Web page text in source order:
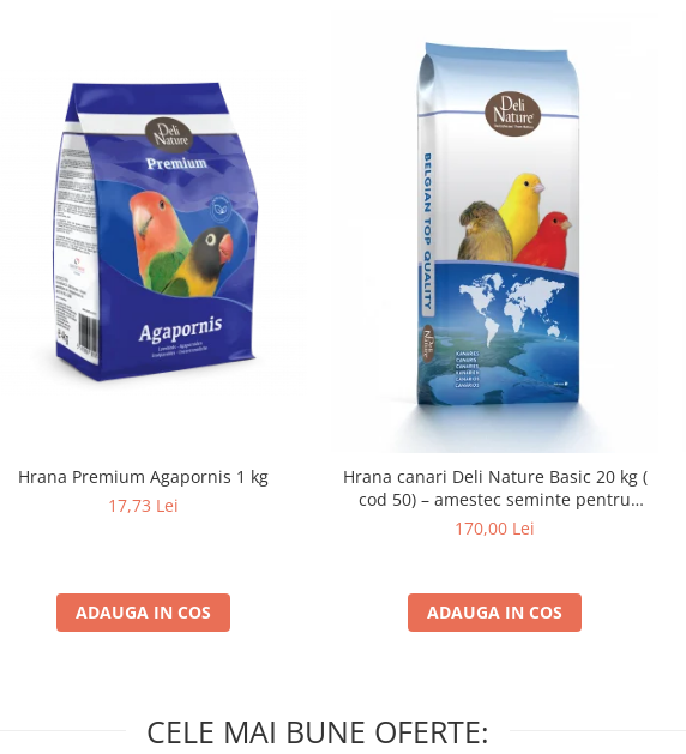
Hrana Premium Agapornis 1 kg
17,73 Lei
ADAUGA IN COS
Hrana canari Deli Nature Basic 20 kg (
cod 50) – amestec seminte pentru
hranire zilnica
170,00 Lei
ADAUGA IN COS
CELE MAI BUNE OFERTE: